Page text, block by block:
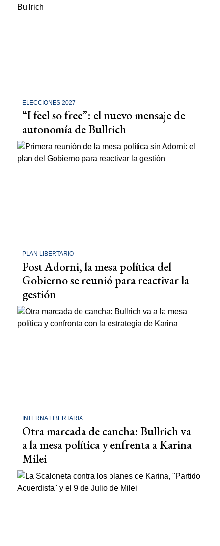
ELECCIONES 2027
“I feel so free”: el nuevo mensaje de
autonomía de Bullrich
PLAN LIBERTARIO
Post Adorni, la mesa política del
Gobierno se reunió para reactivar la
gestión
INTERNA LIBERTARIA
Otra marcada de cancha: Bullrich va
a la mesa política y enfrenta a Karina
Milei